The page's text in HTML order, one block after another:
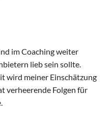
im Coaching weiter
lieb sein sollte.
wird meiner Einschätzung
verheerende Folgen für